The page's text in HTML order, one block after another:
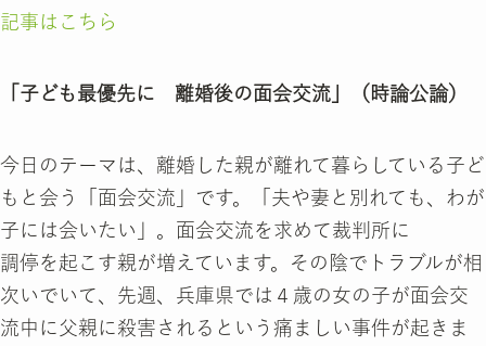
記事はこちら
「子ども最優先に 離婚後の面会交流」（時論公論）
今日のテーマは、離婚した親が離れて暮らしている子ど
もと会う「面会交流」です。「夫や妻と別れても、わが
子には会いたい」。面会交流を求めて裁判所に
調停を起こす親が増えています。その陰でトラブルが相
次いでいて、先週、兵庫県では４歳の女の子が面会交
流中に父親に殺害されるという痛ましい事件が起きま